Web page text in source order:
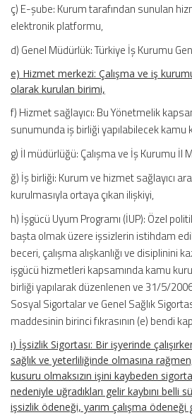
ç) E-şube: Kurum tarafından sunulan
elektronik platformu,
d) Genel Müdürlük: Türkiye İş Kurumu
e) Hizmet merkezi: Çalışma ve iş
olarak kurulan birimi,
f) Hizmet sağlayıcı: Bu Yönetmelik
sunumunda iş birliği yapılabilecek kamu
g) İl müdürlüğü: Çalışma ve İş Kurumu İl
ğ) İş birliği: Kurum ve hizmet sağlayıcı
kurulmasıyla ortaya çıkan ilişkiyi,
h) İşgücü Uyum Programı (İUP): Özel
başta olmak üzere işsizlerin istihdam
beceri, çalışma alışkanlığı ve disiplinini
işgücü hizmetleri kapsamında kamu
birliği yapılarak düzenlenen ve 31/5/
Sosyal Sigortalar ve Genel Sağlık
maddesinin birinci fıkrasının (e) bendi
ı) İşsizlik Sigortası: Bir işyerinde
sağlık ve yeterliliğinde olmasına
kusuru olmaksızın işini kaybeden
nedeniyle uğradıkları gelir kaybını belli
işsizlik ödeneği, yarım çalışma ödeneği